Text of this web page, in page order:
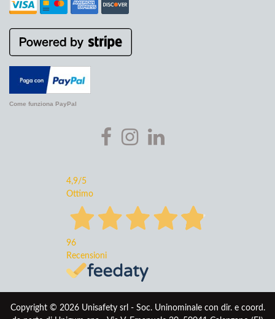
Come funziona PayPal
4,9/5
Ottimo
96
Recensioni
Copyright © 2026 Unisafety srl - Soc. Uninominale con dir. e coord.